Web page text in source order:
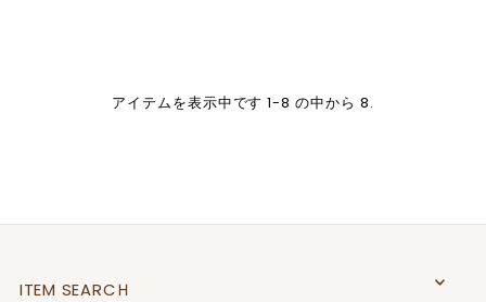
アイテムを表示中です 1-8 の中から 8.
ITEM SEARCＨ